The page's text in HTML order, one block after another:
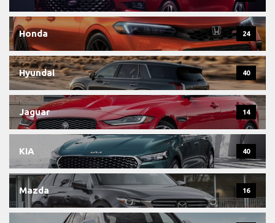
Honda 24
Hyundai 40
Jaguar 14
KIA 40
Mazda 16